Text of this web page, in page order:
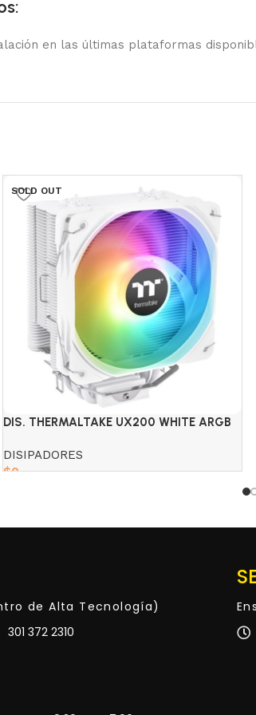
en las últimas plataformas
SOLD OUT
DIS. THERMALTAKE UX200 WHITE ARGB
DISIPADORES
$0
de Alta Tecnología)
301 372 2310